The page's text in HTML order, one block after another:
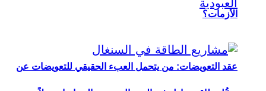
عقد التعويضات: من يتحمل العبء الحقيقي للتعويضات عن
الأزمات؟